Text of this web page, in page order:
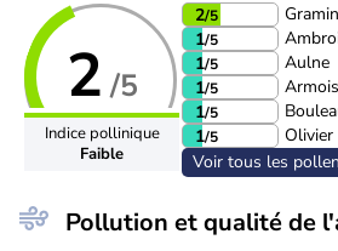
2 /5
Indice pollinique
Faible
2/5
1/5
1/5
Aulne
1/5
1/5
1/5
Olivier
Voir tous les
Pollution et qualité de